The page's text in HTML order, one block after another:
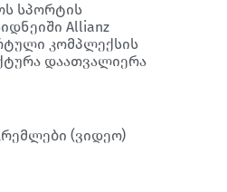
სპორტის
Allianz
კომპლექსის
დაათვალიერა
(ვიდეო)